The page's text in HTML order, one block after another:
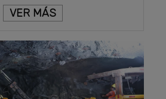
VER MÁS